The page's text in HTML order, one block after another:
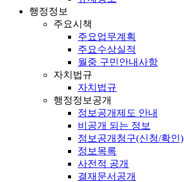
행정정보
주요시책
주요업무계획
주요수상실적
월중 구민안내사항
자치법규
자치법규
행정정보공개
정보공개제도 안내
비공개 되는 정보
정보공개청구(신청/확인)
정보목록
사전적 공개
결재문서공개